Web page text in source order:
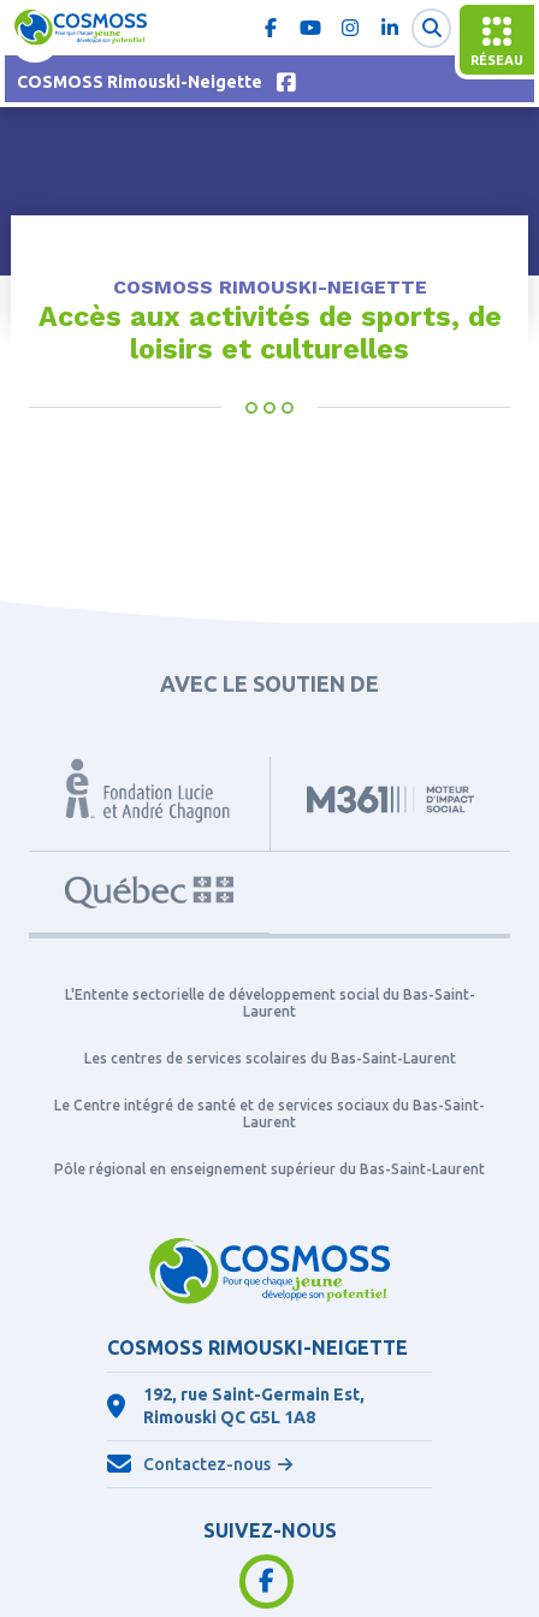
RÉSEAU
COSMOSS Rimouski-Neigette
COSMOSS RIMOUSKI-NEIGETTE
Accès aux activités de sports, de
loisirs et culturelles
AVEC LE SOUTIEN DE
L'Entente sectorielle de développement social du Bas-Saint-
Laurent
Les centres de services scolaires du Bas-Saint-Laurent
Le Centre intégré de santé et de services sociaux du Bas-Saint-
Laurent
Pôle régional en enseignement supérieur du Bas-Saint-Laurent
COSMOSS RIMOUSKI-NEIGETTE
192, rue Saint-Germain Est,
Rimouski QC G5L 1A8
Contactez-nous
SUIVEZ-NOUS